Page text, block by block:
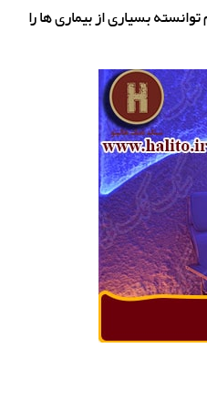
بسیاری از بیماری ها را